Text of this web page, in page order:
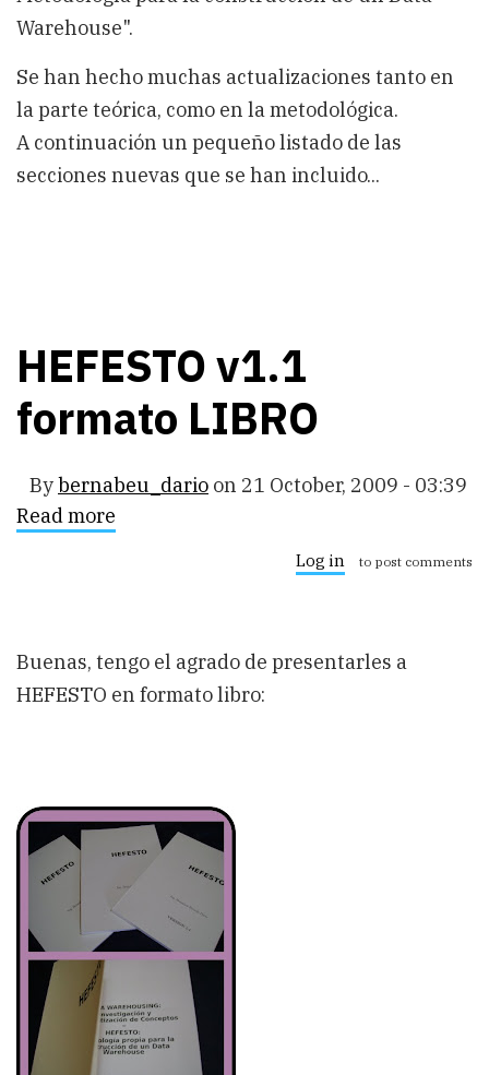
Warehouse".
Se han hecho muchas actualizaciones tanto en
la parte teórica, como en la metodológica.
A continuación un pequeño listado de las
secciones nuevas que se han incluido...
HEFESTO v1.1
formato LIBRO
Bybernabeu_dario on 21 October, 2009 - 03:39
Read more
Log in to post comments
Buenas, tengo el agrado de presentarles a
HEFESTO en formato libro: